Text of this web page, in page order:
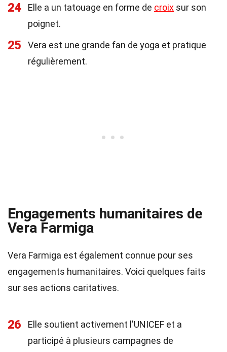
24 Elle a un tatouage en forme de croix sur son
poignet.
25
Vera est une grande fan de yoga et pratique
régulièrement.
Engagements humanitaires de
Vera Farmiga
Vera Farmiga est également connue pour ses
engagements humanitaires. Voici quelques faits
sur ses actions caritatives.
26
Elle soutient activement l'UNICEF et a
participé à plusieurs campagnes de